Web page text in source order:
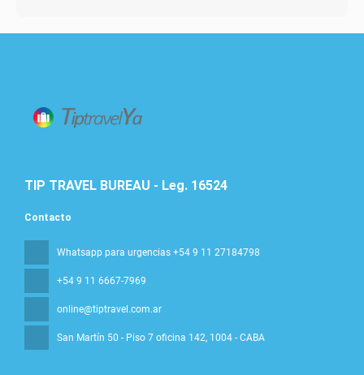
TIP TRAVEL BUREAU - Leg. 16524
Contacto
Whatsapp para urgencias +54 9 11 27184798
+54 9 11 6667-7969
online@tiptravel.com.ar
San Martín 50 - Piso 7 oficina 142, 1004 - CABA